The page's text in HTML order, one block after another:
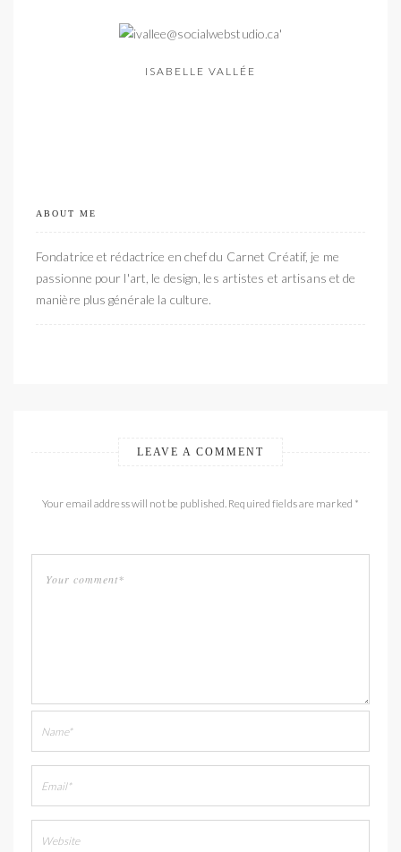
ISABELLE VALLÉE
ABOUT ME
Fondatrice et rédactrice en chef du Carnet Créatif, je me
passionne pour l'art, le design, les artistes et artisans et de
manière plus générale la culture.
LEAVE A COMMENT
Your email address will not be published. Required fields are marked *